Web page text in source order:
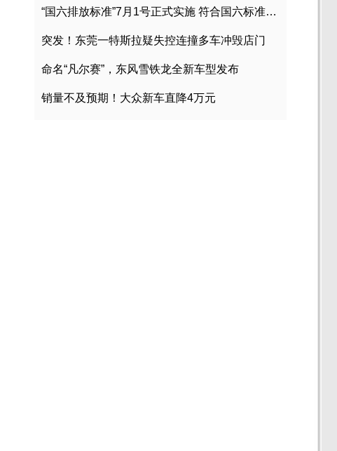
“国六排放标准”7月1号正式实施 符合国六标准车型目录一览
突发！东莞一特斯拉疑失控连撞多车冲毁店门
命名“凡尔赛”，东风雪铁龙全新车型发布
销量不及预期！大众新车直降4万元